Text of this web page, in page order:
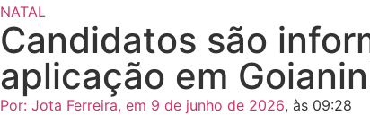
NATAL
Candidatos são
aplicação em
Por: Jota Ferreira, em 9 de junho de 2026, às 09:28